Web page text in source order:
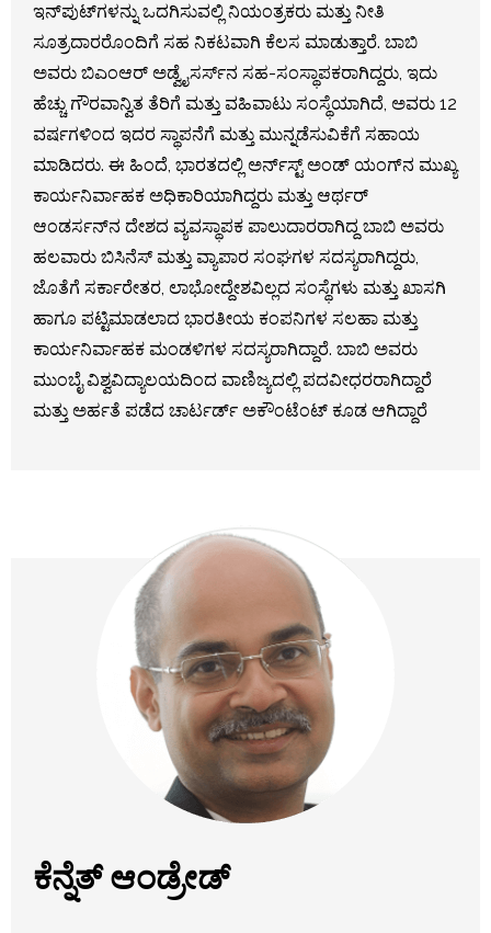
ಇನ್‌ಪುಟ್‌ಗಳನ್ನು ಒದಗಿಸುವಲ್ಲಿ ನಿಯಂತ್ರಕರು ಮತ್ತು ನೀತಿ
ಸೂತ್ರದಾರರೊಂದಿಗೆ ಸಹ ನಿಕಟವಾಗಿ ಕೆಲಸ ಮಾಡುತ್ತಾರೆ. ಬಾಬಿ
ಅವರು ಬಿಎಂಆರ್ ಅಡ್ವೈಸರ್ಸ್‌ನ ಸಹ-ಸಂಸ್ಥಾಪಕರಾಗಿದ್ದರು, ಇದು
ಹೆಚ್ಚು ಗೌರವಾನ್ವಿತ ತೆರಿಗೆ ಮತ್ತು ವಹಿವಾಟು ಸಂಸ್ಥೆಯಾಗಿದೆ, ಅವರು 12
ವರ್ಷಗಳಿಂದ ಇದರ ಸ್ಥಾಪನೆಗೆ ಮತ್ತು ಮುನ್ನಡೆಸುವಿಕೆಗೆ ಸಹಾಯ
ಮಾಡಿದರು. ಈ ಹಿಂದೆ, ಭಾರತದಲ್ಲಿ ಅರ್ನ್‌ಸ್ಟ್ ಅಂಡ್ ಯಂಗ್‌ನ ಮುಖ್ಯ
ಕಾರ್ಯನಿರ್ವಾಹಕ ಅಧಿಕಾರಿಯಾಗಿದ್ದರು ಮತ್ತು ಆರ್ಥರ್
ಆಂಡರ್ಸನ್‌ನ ದೇಶದ ವ್ಯವಸ್ಥಾಪಕ ಪಾಲುದಾರರಾಗಿದ್ದ ಬಾಬಿ ಅವರು
ಹಲವಾರು ಬಿಸಿನೆಸ್ ಮತ್ತು ವ್ಯಾಪಾರ ಸಂಘಗಳ ಸದಸ್ಯರಾಗಿದ್ದರು,
ಜೊತೆಗೆ ಸರ್ಕಾರೇತರ, ಲಾಭೋದ್ದೇಶವಿಲ್ಲದ ಸಂಸ್ಥೆಗಳು ಮತ್ತು ಖಾಸಗಿ
ಹಾಗೂ ಪಟ್ಟಿಮಾಡಲಾದ ಭಾರತೀಯ ಕಂಪನಿಗಳ ಸಲಹಾ ಮತ್ತು
ಕಾರ್ಯನಿರ್ವಾಹಕ ಮಂಡಳಿಗಳ ಸದಸ್ಯರಾಗಿದ್ದಾರೆ. ಬಾಬಿ ಅವರು
ಮುಂಬೈ ವಿಶ್ವವಿದ್ಯಾಲಯದಿಂದ ವಾಣಿಜ್ಯದಲ್ಲಿ ಪದವೀಧರರಾಗಿದ್ದಾರೆ
ಮತ್ತು ಅರ್ಹತೆ ಪಡೆದ ಚಾರ್ಟರ್ಡ್ ಅಕೌಂಟೆಂಟ್ ಕೂಡ ಆಗಿದ್ದಾರೆ
ಕೆನ್ನೆತ್ ಆಂಡ್ರೇಡ್